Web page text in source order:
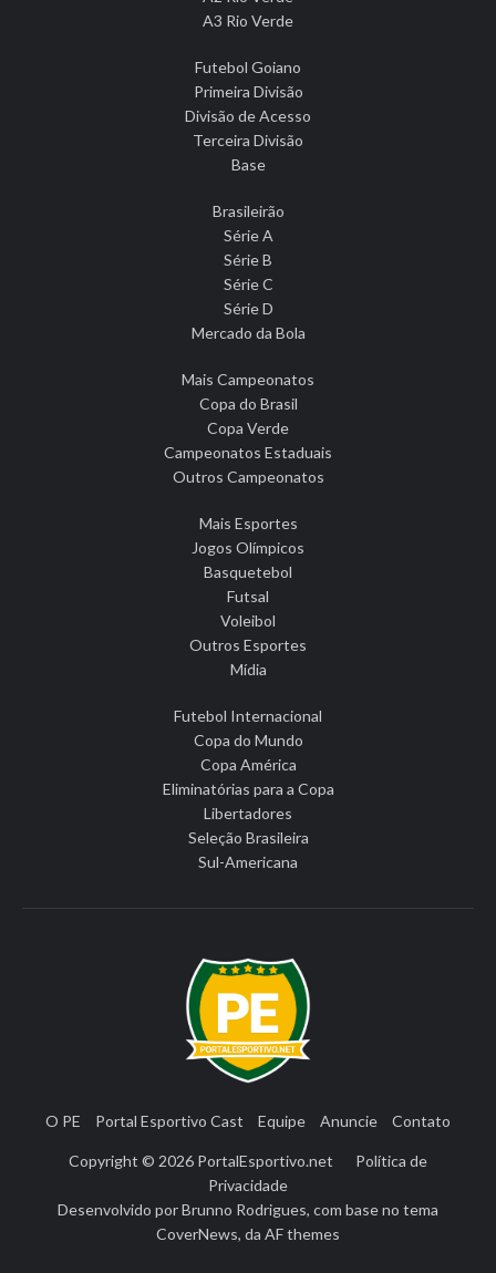
A3 Rio Verde
Futebol Goiano
Primeira Divisão
Divisão de Acesso
Terceira Divisão
Base
Brasileirão
Série A
Série B
Série C
Série D
Mercado da Bola
Mais Campeonatos
Copa do Brasil
Copa Verde
Campeonatos Estaduais
Outros Campeonatos
Mais Esportes
Jogos Olímpicos
Basquetebol
Futsal
Voleibol
Outros Esportes
Mídia
Futebol Internacional
Copa do Mundo
Copa América
Eliminatórias para a Copa
Libertadores
Seleção Brasileira
Sul-Americana
O PE Portal Esportivo Cast Equipe Anuncie Contato
Copyright © 2026 PortalEsportivo.net
Política de
Privacidade
Desenvolvido porBrunno Rodrigues, com base no tema
CoverNews, da AF themes